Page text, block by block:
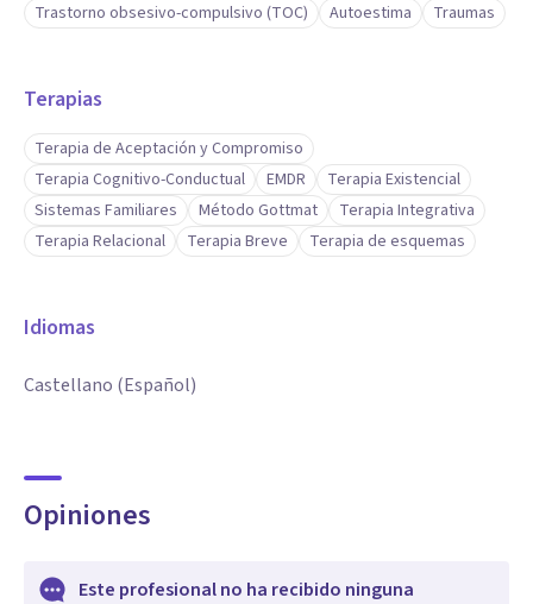
Trastorno obsesivo-compulsivo (TOC)
Autoestima Traumas
Terapias
Terapia de Aceptación y Compromiso
Terapia Cognitivo-Conductual
EMDR
Terapia Existencial
Sistemas Familiares
Método Gottmat
Terapia Integrativa
Terapia Relacional
Terapia Breve Terapia de esquemas
Idiomas
Castellano (Español)
Opiniones
Este profesional no ha recibido ninguna